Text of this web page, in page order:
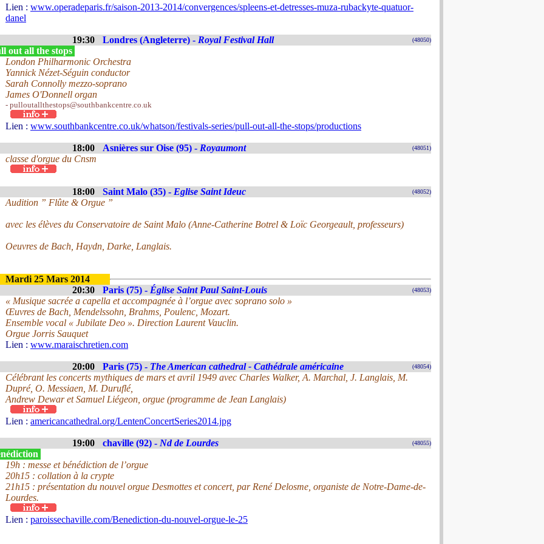
Lien : www.operadeparis.fr/saison-2013-2014/convergences/spleens-et-detresses-muza-rubackyte-quatuor-
danel
19:30 Londres (Angleterre) - Royal Festival Hall (48050)
out all the stops
London Philharmonic Orchestra
Yannick Nézet-Séguin conductor
Sarah Connolly mezzo-soprano
James O'Donnell organ
- pulloutallthestops@southbankcentre.co.uk
Lien : www.southbankcentre.co.uk/whatson/festivals-series/pull-out-all-the-stops/productions
18:00 Asnières sur Oise (95) - Royaumont (48051)
classe d'orgue du Cnsm
18:00 Saint Malo (35) - Eglise Saint Ideuc (48052)
Audition ” Flûte & Orgue ”
avec les élèves du Conservatoire de Saint Malo (Anne-Catherine Botrel & Loïc Georgeault, professeurs)
Oeuvres de Bach, Haydn, Darke, Langlais.
Mardi 25 Mars 2014
20:30
Paris (75) - Église Saint Paul Saint-Louis (48053)
« Musique sacrée a capella et accompagnée à l’orgue avec soprano solo »
Œuvres de Bach, Mendelssohn, Brahms, Poulenc, Mozart.
Ensemble vocal « Jubilate Deo ». Direction Laurent Vauclin.
Orgue Jorris Sauquet
Lien : www.maraischretien.com
20:00 Paris (75) - The American cathedral - Cathédrale américaine (48054)
Célébrant les concerts mythiques de mars et avril 1949 avec Charles Walker, A. Marchal, J. Langlais, M.
Dupré, O. Messiaen, M. Duruflé,
Andrew Dewar et Samuel Liégeon, orgue (programme de Jean Langlais)
Lien : americancathedral.org/LentenConcertSeries2014.jpg
19:00 chaville (92) - Nd de Lourdes (48055)
19h : messe et bénédiction de l’orgue
20h15 : collation à la crypte
21h15 : présentation du nouvel orgue Desmottes et concert, par René Delosme, organiste de Notre-Dame-de-
Lourdes.
Lien : paroissechaville.com/Benediction-du-nouvel-orgue-le-25